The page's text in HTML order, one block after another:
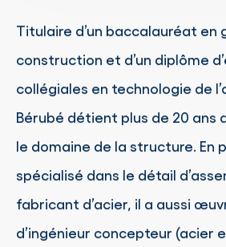
Titulaire d’un baccalauréat en
construction et d’un diplôme
collégiales en technologie de
Bérubé détient plus de 20 ans
le domaine de la structure. En
spécialisé dans le détail
fabricant d’acier, il a aussi
d’ingénieur concepteur (acier